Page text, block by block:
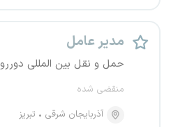
مدیر عامل
حمل و نقل بین المللی دوررو
منقضی شده
آذربایجان شرقی
تبریز